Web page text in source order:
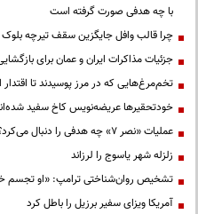
با چه هدفی صورت گرفته است
چرا قالب وافل جایگزین سقف تیرچه
جزئیات مذاکرات ایران و عمان برای
تخم‌مرغ‌هایی که در مرز پوسیدند تا اقتدار
خودتحقیرها عریضه‌نویس کاخ سفید
عملیات «نصر ۷» چه هدفی را دنبال می‌کرد؟
زلزله شهر یاسوج را لرزاند
تشخیص روان‌شناختی ترامپ: «او
آمریکا ویزای سفیر برزیل را باطل کرد